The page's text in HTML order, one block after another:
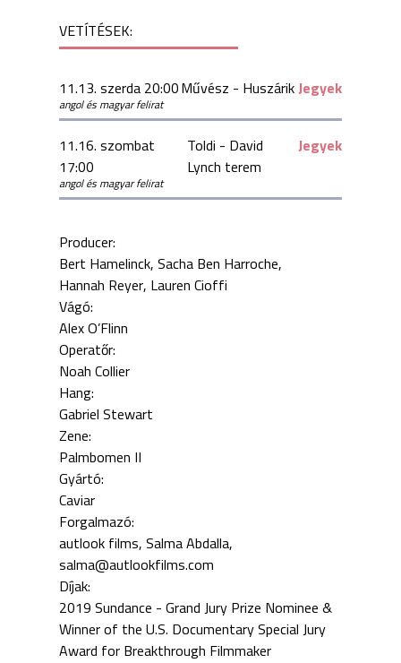
VETÍTÉSEK:
11.13. szerda 20:00Művész - HuszárikJegyek
angol és magyar felirat
11.16. szombat
17:00
Toldi - David
Lynch terem
Jegyek
angol és magyar felirat
Producer:
Bert Hamelinck Sacha Ben Harroche
Hannah Reyer Lauren Cioffi
Vágó:
Alex O’Flinn
Operatőr:
Noah Collier
Hang:
Gabriel Stewart
Zene:
Palmbomen II
Gyártó:
Caviar
Forgalmazó:
autlook films, Salma Abdalla,
salma@autlookfilms.com
Díjak:
2019 Sundance - Grand Jury Prize Nominee &
Winner of the U.S. Documentary Special Jury
Award for Breakthrough Filmmaker